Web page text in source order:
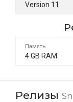
Version 11
Память
4 GB RAM
Релизы